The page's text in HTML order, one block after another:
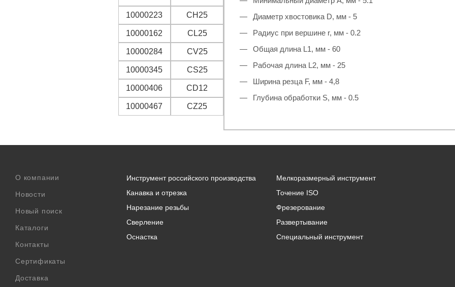
10000223 CH25
10000162 CL25
10000284 CV25
10000345 CS25
10000406 CD12
10000467 CZ25
Диаметр хвостовика D, мм - 5
Радиус при вершине r, мм - 0.2
Общая длина L1, мм - 60
Рабочая длина L2, мм - 25
Ширина резца F, мм - 4,8
Глубина обработки S, мм - 0.5
О компании
Новости
Новый поиск
Каталоги
Контакты
Сертификаты
Доставка
Инструмент российского производства
Мелкоразмерный инструмент
Канавка и отрезка
Точение ISO
Нарезание резьбы
Фрезерование
Сверление
Развертывание
Оснастка
Специальный инструмент